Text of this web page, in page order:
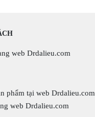
web Drdalieu.com
phẩm tại web Drdalieu.com
web Drdalieu.com